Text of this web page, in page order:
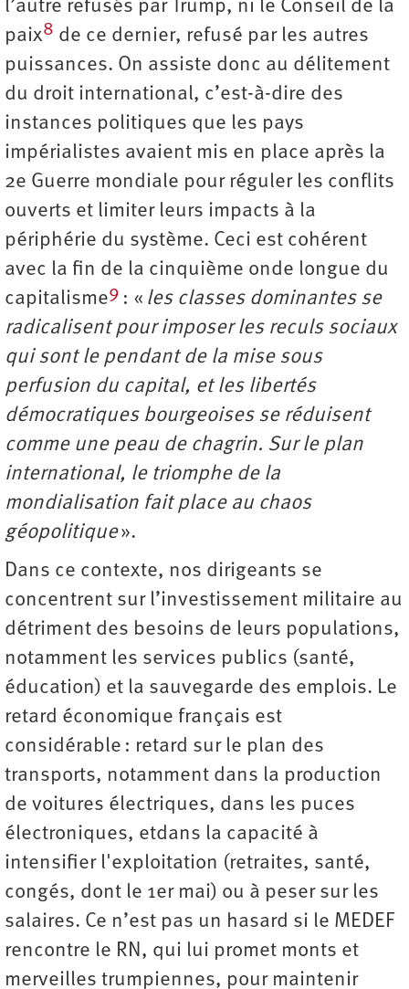
l’autre refusés par Trump, ni le Conseil de la
paix8 de ce dernier, refusé par les autres
puissances. On assiste donc au délitement
du droit international, c’est-à-dire des
instances politiques que les pays
impérialistes avaient mis en place après la
2e Guerre mondiale pour réguler les conflits
ouverts et limiter leurs impacts à la
périphérie du système. Ceci est cohérent
avec la fin de la cinquième onde longue du
capitalisme9 : « les classes dominantes se
radicalisent pour imposer les reculs sociaux
qui sont le pendant de la mise sous
perfusion du capital, et les libertés
démocratiques bourgeoises se réduisent
comme une peau de chagrin. Sur le plan
international, le triomphe de la
mondialisation fait place au chaos
géopolitique».
Dans ce contexte, nos dirigeants se
concentrent sur l’investissement militaire au
détriment des besoins de leurs populations,
notamment les services publics (santé,
éducation) et la sauvegarde des emplois. Le
retard économique français est
considérable : retard sur le plan des
transports, notamment dans la production
de voitures électriques, dans les puces
électroniques, etdans la capacité à
intensifier l'exploitation (retraites, santé,
congés, dont le 1er mai) ou à peser sur les
salaires. Ce n’est pas un hasard si le MEDEF
rencontre le RN, qui lui promet monts et
merveilles trumpiennes, pour maintenir